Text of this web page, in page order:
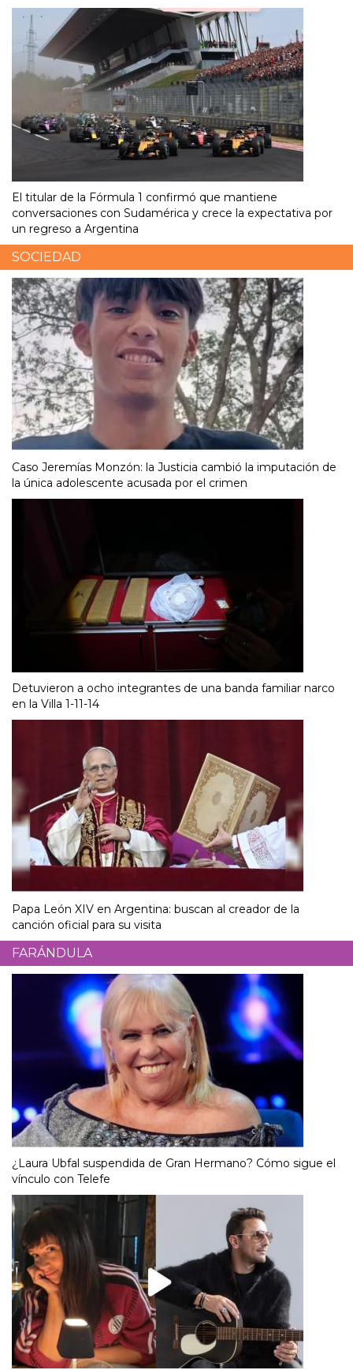
El titular de la Fórmula 1 confirmó que mantiene
conversaciones con Sudamérica y crece la expectativa por
un regreso a Argentina
SOCIEDAD
Caso Jeremías Monzón: la Justicia cambió la imputación de
la única adolescente acusada por el crimen
Detuvieron a ocho integrantes de una banda familiar narco
en la Villa 1-11-14
Papa León XIV en Argentina: buscan al creador de la
canción oficial para su visita
FARÁNDULA
¿Laura Ubfal suspendida de Gran Hermano? Cómo sigue el
vínculo con Telefe